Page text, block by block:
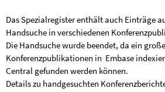
Das Spezialregister enthält auch Einträge
Handsuche in verschiedenen
Die Handsuche wurde beendet, da ein
Konferenzpublikationen in Embase
Central gefunden werden können.
Details zu handgesuchten